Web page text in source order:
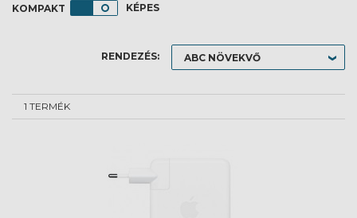
KÉPES
RENDEZÉS:
1 TERMÉK